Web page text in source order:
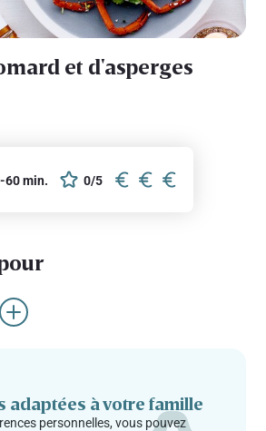
et d'asperges
60 min. 0/5
adaptées à votre famille
personnelles, vous pouvez